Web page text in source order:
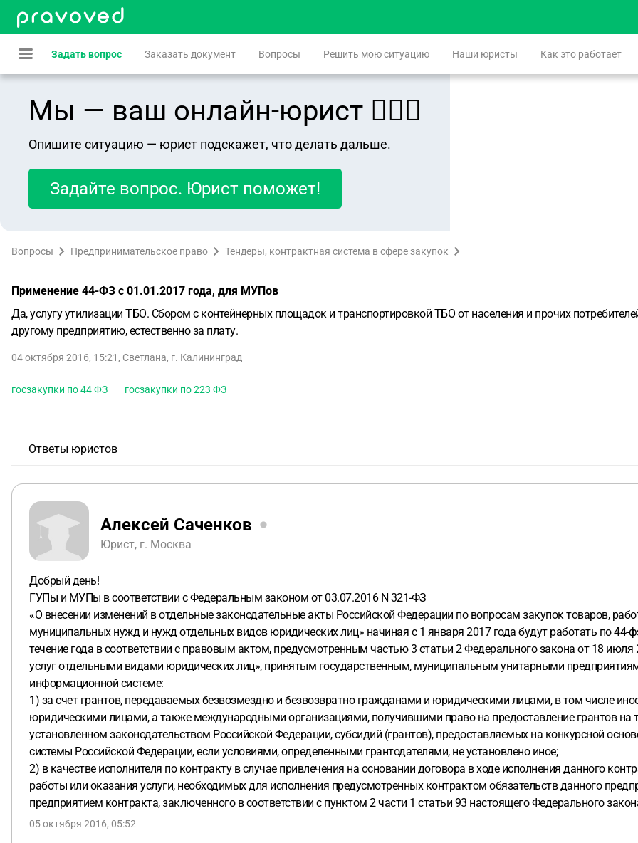
Задать вопрос Заказать документ Вопросы Решить мою ситуацию Наши юристы Как это работает
Мы — ваш онлайн-юрист 👨🏻‍⚖️
Опишите ситуацию — юрист подскажет, что делать дальше.
Задайте вопрос. Юрист поможет!
Вопросы Предпринимательское право Тендеры, контрактная система в сфере закупок
Применение 44-ФЗ с 01.01.2017 года, для МУПов
Да, услугу утилизации ТБО. Сбором с контейнерных площадок и транспортировкой ТБО от населения и прочих
другому предприятию, естественно за плату.
04 октября 2016, 15:21 , Светлана, г. Калининград
госзакупки по 44 ФЗ госзакупки по 223 ФЗ
Ответы юристов
Алексей Саченков
Юрист, г. Москва
Добрый день!
ГУПы и МУПы в соответствии с Федеральным законом от 03.07.2016 N 321-ФЗ
«О внесении изменений в отдельные законодательные акты Российской Федерации по вопросам закупок товаров,
муниципальных нужд и нужд отдельных видов юридических лиц» начиная с 1 января 2017 года будут работать по
течение года в соответствии с правовым актом, предусмотренным частью 3 статьи 2 Федерального закона от 18 июля
услуг отдельными видами юридических лиц», принятым государственным, муниципальным унитарными
информационной системе:
1) за счет грантов, передаваемых безвозмездно и безвозвратно гражданами и юридическими лицами, в том числе
юридическими лицами, а также международными организациями, получившими право на предоставление грантов на
установленном законодательством Российской Федерации, субсидий (грантов), предоставляемых на конкурсной
системы Российской Федерации, если условиями, определенными грантодателями, не установлено иное;
2) в качестве исполнителя по контракту в случае привлечения на основании договора в ходе исполнения данного
работы или оказания услуги, необходимых для исполнения предусмотренных контрактом обязательств данного
предприятием контракта, заключенного в соответствии с пунктом 2 части 1 статьи 93 настоящего Федерального
05 октября 2016, 05:52